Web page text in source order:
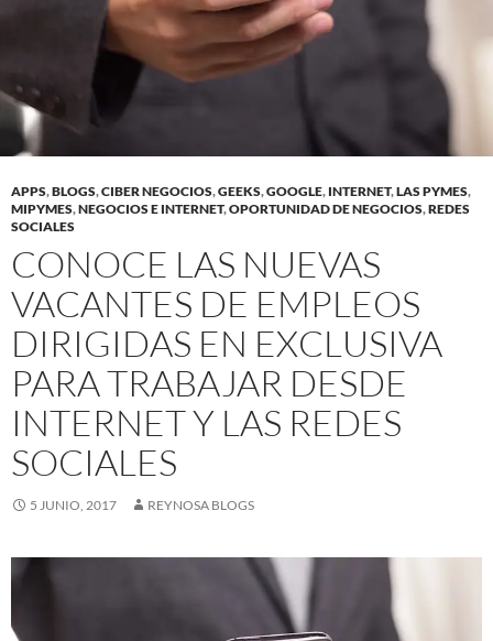
APPS,BLOGS,CIBER NEGOCIOS,GEEKS,GOOGLE, INTERNET,LAS PYMES,
MIPYMES,NEGOCIOS E INTERNET,OPORTUNIDAD DE NEGOCIOS,REDES
SOCIALES
CONOCE LAS NUEVAS
VACANTES DE EMPLEOS
DIRIGIDAS EN EXCLUSIVA
PARA TRABAJAR DESDE
INTERNET Y LAS REDES
SOCIALES
5 JUNIO, 2017 REYNOSA BLOGS